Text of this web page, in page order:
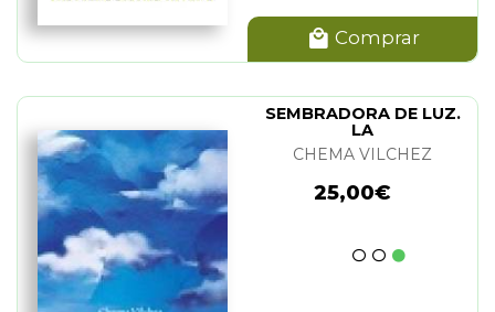
Comprar
SEMBRADORA DE LUZ.
LA
CHEMA VILCHEZ
25,00€